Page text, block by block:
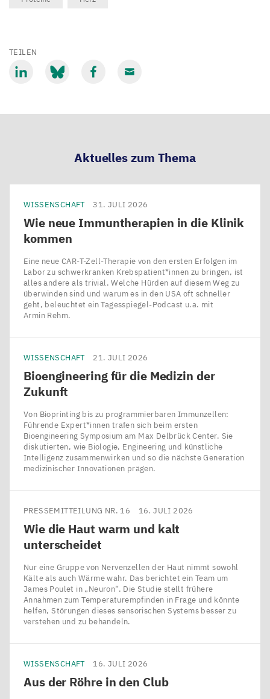
TEILEN
Aktuelles zum Thema
WISSENSCHAFT 31. JULI 2026
Wie neue Immuntherapien in die Klinik
kommen
Eine neue CAR-T-Zell-Therapie von den ersten Erfolgen im
Labor zu schwerkranken Krebspatient*innen zu bringen, ist
alles andere als trivial. Welche Hürden auf diesem Weg zu
überwinden sind und warum es in den USA oft schneller
geht, beleuchtet ein Tagesspiegel-Podcast u.a. mit
Armin Rehm.
WISSENSCHAFT 21. JULI 2026
Bioengineering für die Medizin der
Zukunft
Von Bioprinting bis zu programmierbaren Immunzellen:
Führende Expert*innen trafen sich beim ersten
Bioengineering Symposium am Max Delbrück Center. Sie
diskutierten, wie Biologie, Engineering und künstliche
Intelligenz zusammenwirken und so die nächste Generation
medizinischer Innovationen prägen.
PRESSEMITTEILUNG NR. 16 16. JULI 2026
Wie die Haut warm und kalt
unterscheidet
Nur eine Gruppe von Nervenzellen der Haut nimmt sowohl
Kälte als auch Wärme wahr. Das berichtet ein Team um
James Poulet in ​„Neuron“. Die Studie stellt frühere
Annahmen zum Temperaturempfinden in Frage und könnte
helfen, Störungen dieses sensorischen Systems besser zu
verstehen und zu behandeln.
WISSENSCHAFT 16. JULI 2026
Aus der Röhre in den Club